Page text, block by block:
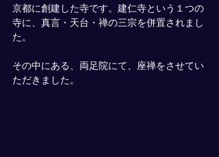
京都に創建した寺です。建仁寺という１つの
寺に、真言・天台・禅の三宗を併置されまし
た。
その中にある、両足院にて、座禅をさせてい
ただきました。